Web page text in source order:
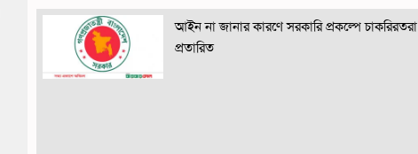
আইন না জানার কারণে সরকারি প্রকল্পে চাকরিরতরা
প্রতারিত